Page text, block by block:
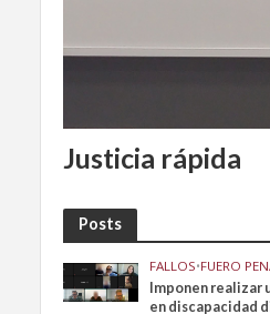
Justicia rápida
Posts
FALLOS•FUERO
Imponen
en discapacidad